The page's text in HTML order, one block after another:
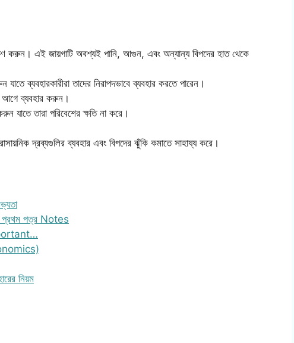
করুন। এই জায়গাটি অবশ্যই পানি, আগুন, এবং অন্যান্য বিপদের হাত থেকে
ব্যবহারকারীরা তাদের নিরাপদভাবে ব্যবহার করতে পারেন।
আগে ব্যবহার করুন।
যাতে তারা পরিবেশের ক্ষতি না করে।
দ্রব্যগুলির ব্যবহার এবং বিপদের ঝুঁকি কমাতে সাহায্য করে।
প্রথম পত্র Notes
নিয়ম